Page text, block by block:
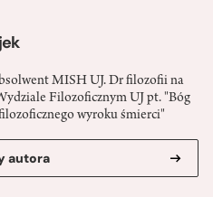
MISH UJ. Dr filozofii na
Filozoficznym UJ pt. "Bóg
wyroku śmierci"
autora